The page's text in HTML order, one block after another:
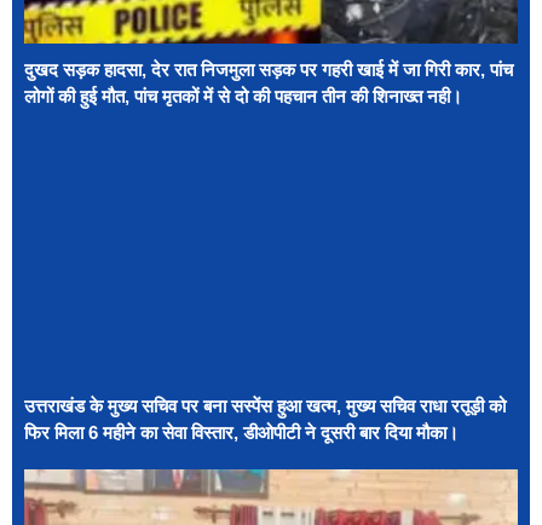
दुखद सड़क हादसा, देर रात निजमुला सड़क पर गहरी खाई में जा गिरी कार, पांच
लोगों की हुई मौत, पांच मृतकों में से दो की पहचान तीन की शिनाख्त नही।
उत्तराखंड के मुख्य सचिव पर बना सस्पेंस हुआ खत्म, मुख्य सचिव राधा रतूड़ी को
फिर मिला 6 महीने का सेवा विस्तार, डीओपीटी ने दूसरी बार दिया मौका।